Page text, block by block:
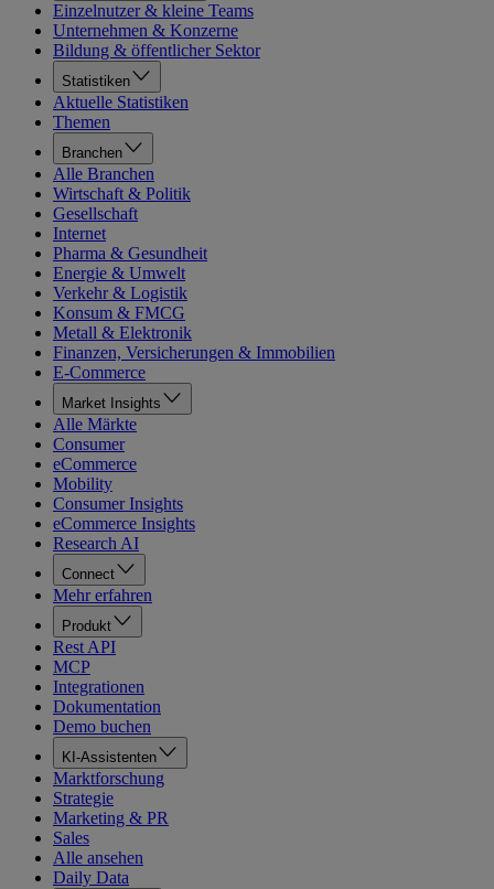
Einzelnutzer & kleine Teams
Unternehmen & Konzerne
Bildung & öffentlicher Sektor
Statistiken
Aktuelle Statistiken
Themen
Branchen
Alle Branchen
Wirtschaft & Politik
Gesellschaft
Internet
Pharma & Gesundheit
Energie & Umwelt
Verkehr & Logistik
Konsum & FMCG
Metall & Elektronik
Finanzen, Versicherungen & Immobilien
E-Commerce
Market Insights
Alle Märkte
Consumer
eCommerce
Mobility
Consumer Insights
eCommerce Insights
Research AI
Connect
Mehr erfahren
Produkt
Rest API
MCP
Integrationen
Dokumentation
Demo buchen
KI-Assistenten
Marktforschung
Strategie
Marketing & PR
Sales
Alle ansehen
Daily Data